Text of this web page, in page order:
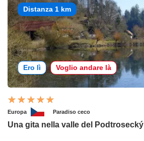
Distanza 1 km
Ero lì Voglio andare là
Europa Paradiso ceco
Una gita nella valle del Podtrosecký